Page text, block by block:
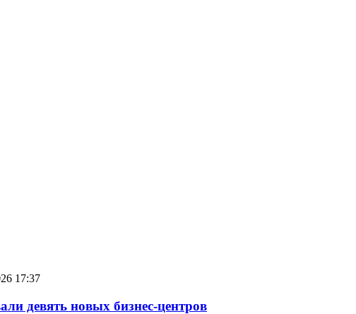
17:37
девять новых бизнес-центров